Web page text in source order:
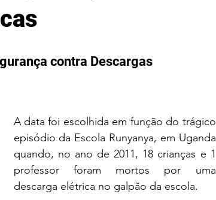
contra Descargas
A data foi escolhida em função do trágico
episódio da Escola Runyanya, em Uganda
quando, no ano de 2011, 18 crianças e 1
professor foram mortos por uma
descarga elétrica no galpão da escola.